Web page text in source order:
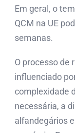
Em geral, o
QCM na UE
semanas.
O processo de
influenciado
complexidade
necessária, a
alfandegários